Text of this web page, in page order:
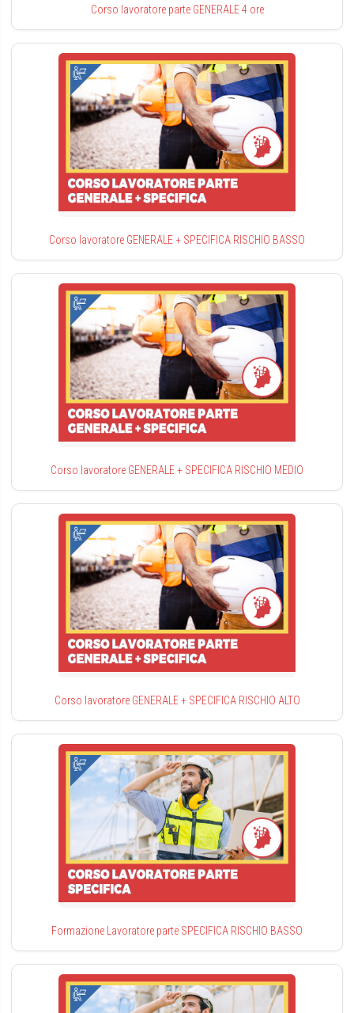
Corso lavoratore parte GENERALE 4 ore
Corso lavoratore GENERALE + SPECIFICA RISCHIO BASSO
Corso lavoratore GENERALE + SPECIFICA RISCHIO MEDIO
Corso lavoratore GENERALE + SPECIFICA RISCHIO ALTO
Formazione Lavoratore parte SPECIFICA RISCHIO BASSO